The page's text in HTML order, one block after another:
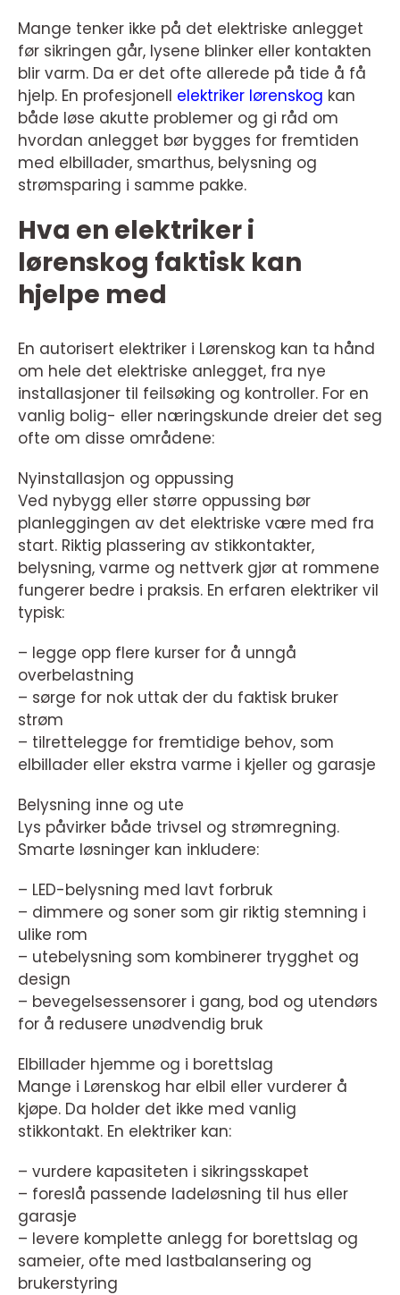
Mange tenker ikke på det elektriske anlegget
før sikringen går, lysene blinker eller kontakten
blir varm. Da er det ofte allerede på tide å få
hjelp. En profesjonell elektriker lørenskog kan
både løse akutte problemer og gi råd om
hvordan anlegget bør bygges for fremtiden
med elbillader, smarthus, belysning og
strømsparing i samme pakke.
Hva en elektriker i
lørenskog faktisk kan
hjelpe med
En autorisert elektriker i Lørenskog kan ta hånd
om hele det elektriske anlegget, fra nye
installasjoner til feilsøking og kontroller. For en
vanlig bolig- eller næringskunde dreier det seg
ofte om disse områdene:
Nyinstallasjon og oppussing
Ved nybygg eller større oppussing bør
planleggingen av det elektriske være med fra
start. Riktig plassering av stikkontakter,
belysning, varme og nettverk gjør at rommene
fungerer bedre i praksis. En erfaren elektriker vil
typisk:
– legge opp flere kurser for å unngå
overbelastning
– sørge for nok uttak der du faktisk bruker
strøm
– tilrettelegge for fremtidige behov, som
elbillader eller ekstra varme i kjeller og garasje
Belysning inne og ute
Lys påvirker både trivsel og strømregning.
Smarte løsninger kan inkludere:
– LED-belysning med lavt forbruk
– dimmere og soner som gir riktig stemning i
ulike rom
– utebelysning som kombinerer trygghet og
design
– bevegelsessensorer i gang, bod og utendørs
for å redusere unødvendig bruk
Elbillader hjemme og i borettslag
Mange i Lørenskog har elbil eller vurderer å
kjøpe. Da holder det ikke med vanlig
stikkontakt. En elektriker kan:
– vurdere kapasiteten i sikringsskapet
– foreslå passende ladeløsning til hus eller
garasje
– levere komplette anlegg for borettslag og
sameier, ofte med lastbalansering og
brukerstyring